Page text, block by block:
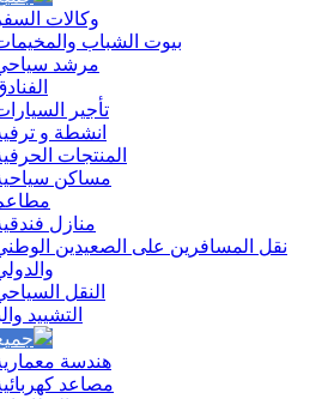
وكالات السفر
بيوت الشباب
مرشد
تأجير
انشطة و
المنتجات
مساكن
منازل
نقل المسافرين على الصعيدين
النقل
التشييد
هندسة
مصاعد